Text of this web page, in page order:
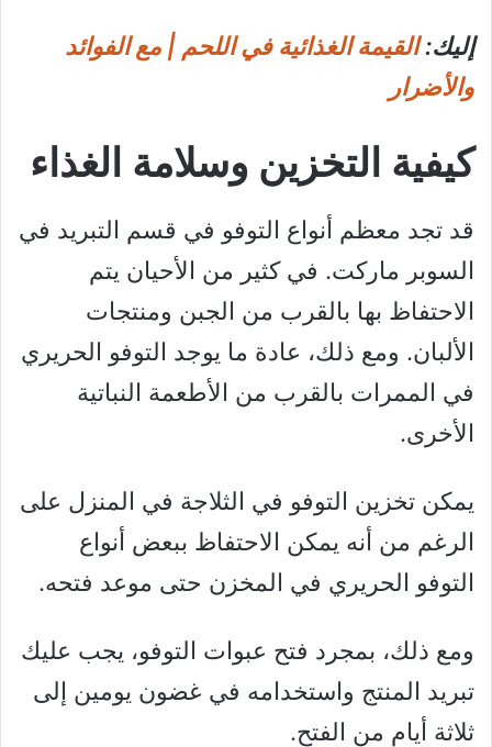
إليك: القيمة الغذائية في اللحم | مع الفوائد
والأضرار
كيفية التخزين وسلامة الغذاء
قد تجد معظم أنواع التوفو في قسم التبريد في
السوبر ماركت. في كثير من الأحيان يتم
الاحتفاظ بها بالقرب من الجبن ومنتجات
الألبان. ومع ذلك، عادة ما يوجد التوفو الحريري
في الممرات بالقرب من الأطعمة النباتية
الأخرى.
يمكن تخزين التوفو في الثلاجة في المنزل على
الرغم من أنه يمكن الاحتفاظ ببعض أنواع
التوفو الحريري في المخزن حتى موعد فتحه.
ومع ذلك، بمجرد فتح عبوات التوفو، يجب عليك
تبريد المنتج واستخدامه في غضون يومين إلى
ثلاثة أيام من الفتح.